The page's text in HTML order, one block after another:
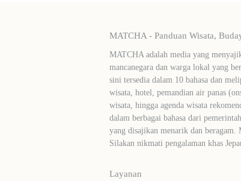
MATCHA - Panduan Wisata,
MATCHA adalah media yang
mancanegara dan warga lokal yang
sini tersedia dalam 10 bahasa dan
wisata, hotel, pemandian air panas
wisata, hingga agenda wisata
dalam berbagai bahasa dari
yang disajikan menarik dan beragam.
Silakan nikmati pengalaman khas
Layanan